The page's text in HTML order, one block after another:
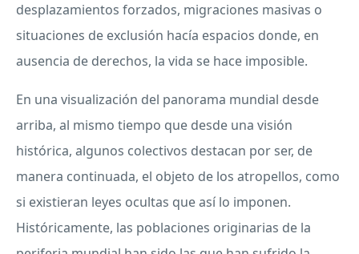
desplazamientos forzados, migraciones masivas o
situaciones de exclusión hacía espacios donde, en
ausencia de derechos, la vida se hace imposible.
En una visualización del panorama mundial desde
arriba, al mismo tiempo que desde una visión
histórica, algunos colectivos destacan por ser, de
manera continuada, el objeto de los atropellos, como
si existieran leyes ocultas que así lo imponen.
Históricamente, las poblaciones originarias de la